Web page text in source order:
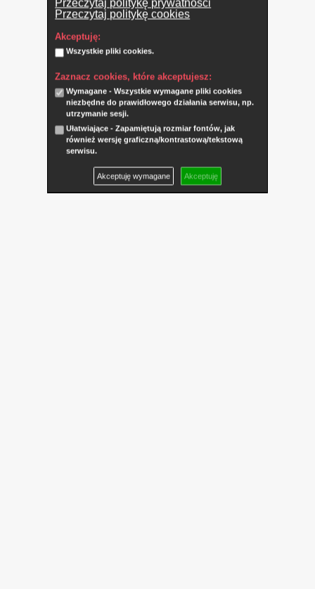
Przeczytaj politykę prywatności
Przeczytaj politykę cookies
Akceptuję:
Wszystkie pliki cookies.
Zaznacz cookies, które akceptujesz:
Wymagane - Wszystkie wymagane pliki cookies
niezbędne do prawidłowego działania serwisu, np.
utrzymanie sesji.
Ułatwiające - Zapamiętują rozmiar fontów, jak
również wersję graficzną/kontrastową/tekstową
serwisu.
Akceptuję wymagane Akceptuję